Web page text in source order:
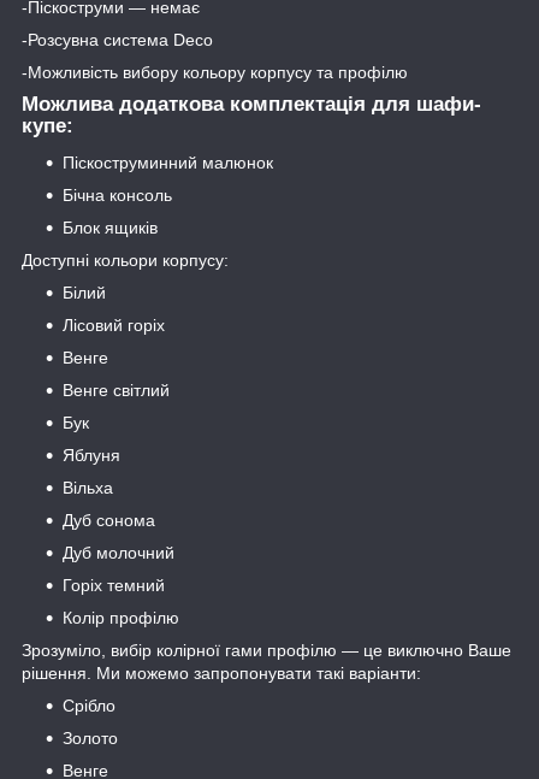
-Піскоструми — немає
-Розсувна система Deco
-Можливість вибору кольору корпусу та профілю
Можлива додаткова комплектація для шафи-
купе:
Піскоструминний малюнок
Бічна консоль
Блок ящиків
Доступні кольори корпусу:
Білий
Лісовий горіх
Венге
Венге світлий
Бук
Яблуня
Вільха
Дуб сонома
Дуб молочний
Горіх темний
Колір профілю
Зрозуміло, вибір колірної гами профілю — це виключно Ваше
рішення. Ми можемо запропонувати такі варіанти:
Срібло
Золото
Венге